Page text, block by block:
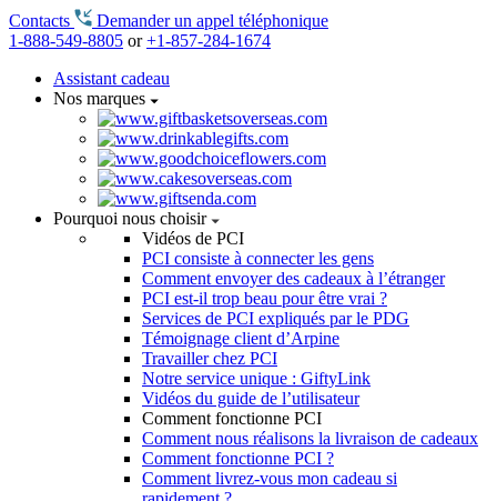
Contacts
Demander un appel téléphonique
1-888-549-8805 or+1-857-284-1674
Assistant cadeau
Nos marques
Pourquoi nous choisir
Vidéos de PCI
PCI consiste à connecter les gens
Comment envoyer des cadeaux à l’étranger
PCI est-il trop beau pour être vrai ?
Services de PCI expliqués par le PDG
Témoignage client d’Arpine
Travailler chez PCI
Notre service unique : GiftyLink
Vidéos du guide de l’utilisateur
Comment fonctionne PCI
Comment nous réalisons la livraison de cadeaux
Comment fonctionne PCI ?
Comment livrez-vous mon cadeau si